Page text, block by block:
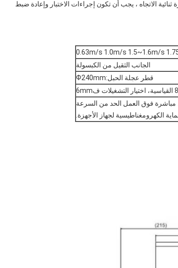
الاتجاه ، يجب أن تكون إجراءات الاختبار وإعادة ضبط
الجانب الثقيل من الكبسولة
قطر عجلة الحبل:Ф240mm
مباشرة فوق العمل الحد من السرعة
الكهرومغناطيسية لجهاز الأجهزة.